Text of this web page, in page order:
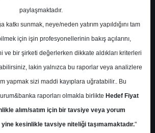
model-
İlgili
Dosyayı İndir
paylaşmaktadır.
katkı sunmak, neye/neden yatırım yapıldığını tam
için işin profesyonellerinin bakış açılarını,
ve bir şirketi değerlerken dikkate aldıkları kriterleri
lakin yalnızca bu raporlar veya analizlere
yapmak sizi maddi kayıplara uğratabilir.. Bu
raporları olmakla birlikte Hedef Fiyat
alım/satım için bir tavsiye veya yorum
kesinlikle tavsiye niteliği taşımamaktadır."